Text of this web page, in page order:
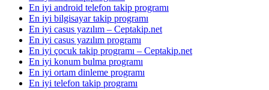
En iyi android telefon takip programı
En iyi bilgisayar takip programı
En iyi casus yazılım – Ceptakip.net
En iyi casus yazılım programı
En iyi çocuk takip programı – Ceptakip.net
En iyi konum bulma programı
En iyi ortam dinleme programı
En iyi telefon takip programı